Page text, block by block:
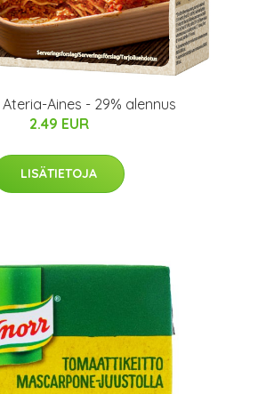
Aines - 29% alennus
2.49 EUR
LISÄTIETOJA